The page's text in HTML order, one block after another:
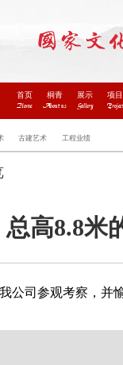
首页
Home
桐青
About us
展示
Gallery
项目
Project
古建艺术 工程业绩
总高8.8米
司参观考察，并